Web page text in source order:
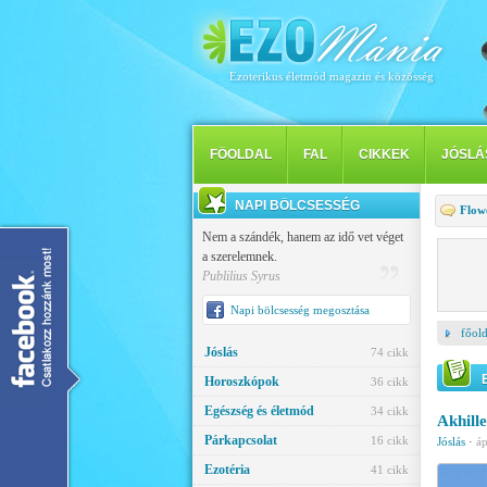
Ezoterikus életmód magazin és közösség
FÖOLDAL FAL CIKKEK
NAPI BÖLCSESSÉG
Nem a szándék, hanem az idő vet véget
a szerelemnek.
Publilius Syrus
Napi bölcsesség megosztása
Jóslás 74 cikk
Horoszkópok 36 cikk
Egészség és életmód 34 cikk
Párkapcsolat 16 cikk
Ezotéria 41 cikk
Jóslás·